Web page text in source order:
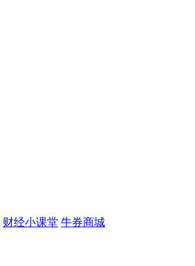
财经小课堂 牛券商城